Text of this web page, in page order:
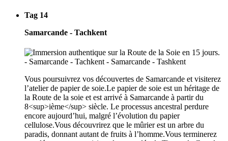
Tag 14
Samarcande - Tachkent
Vous poursuivrez vos découvertes de Samarcande et visiterez
l’atelier de papier de soie.Le papier de soie est un héritage de
la Route de la soie et est arrivé à Samarcande à partir du
8<sup>ième</sup> siècle. Le processus ancestral perdure
encore aujourd’hui, malgré l’évolution du papier
cellulose.Vous découvrirez que le mûrier est un arbre du
paradis, donnant autant de fruits à l’homme.Vous terminerez